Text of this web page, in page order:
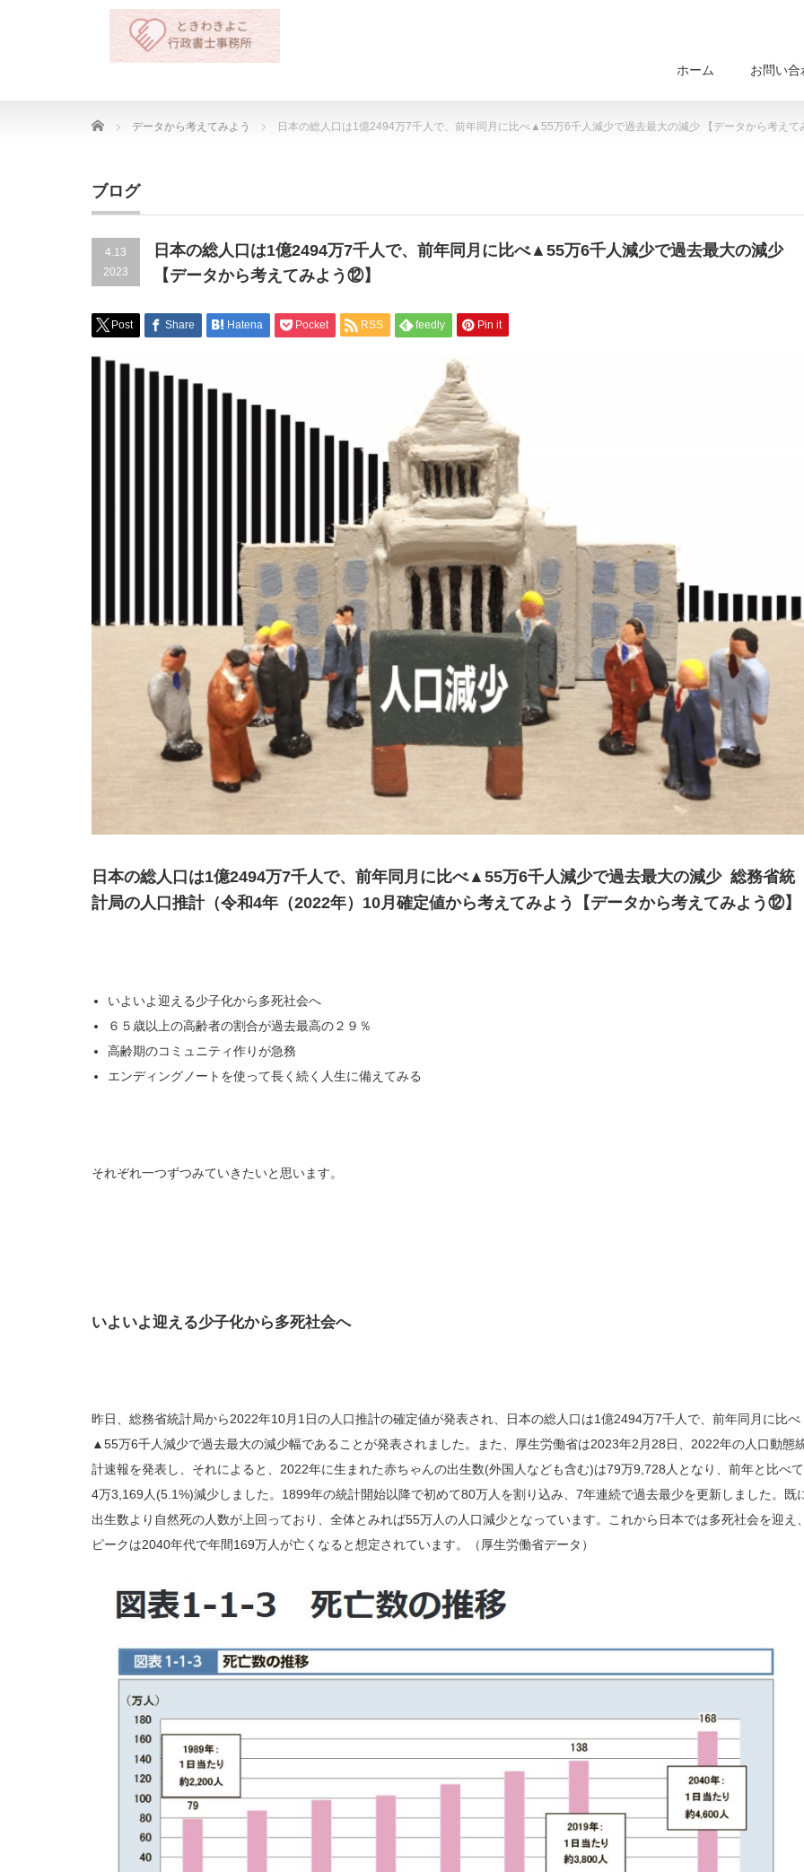
ホーム お問い合
Home データから考えてみよう 日本の総人口は1億2494万7千人で、前年同月に比べ▲55万6千人減少で過去最大の減少 【データから考えて
ブログ
4.13
2023
日本の総人口は1億2494万7千人で、前年同月に比べ▲55万6千人減少で過去最大の減少
【データから考えてみよう⑫】
Post Share Hatena Pocket RSS feedly Pin it
日本の総人口は1億2494万7千人で、前年同月に比べ▲55万6千人減少で過去最大の減少 総務省統
計局の人口推計（令和4年（2022年）10月確定値から考えてみよう【データから考えてみよう⑫】
いよいよ迎える少子化から多死社会へ
６５歳以上の高齢者の割合が過去最高の２９％
高齢期のコミュニティ作りが急務
エンディングノートを使って長く続く人生に備えてみる
それぞれ一つずつみていきたいと思います。
いよいよ迎える少子化から多死社会へ
昨日、総務省統計局から2022年10月1日の人口推計の確定値が発表され、日本の総人口は1億2494万7千人で、前年同月に比べ
▲55万6千人減少で過去最大の減少幅であることが発表されました。また、厚生労働省は2023年2月28日、2022年の人口動態
計速報を発表し、それによると、2022年に生まれた赤ちゃんの出生数(外国人なども含む)は79万9,728人となり、前年と比べて
4万3,169人(5.1%)減少しました。1899年の統計開始以降で初めて80万人を割り込み、7年連続で過去最少を更新しました。既
出生数より自然死の人数が上回っており、全体とみれば55万人の人口減少となっています。これから日本では多死社会を迎え、
ピークは2040年代で年間169万人が亡くなると想定されています。（厚生労働省データ）